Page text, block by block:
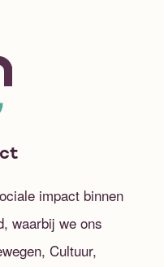
impact binnen
waarbij we ons
Cultuur,